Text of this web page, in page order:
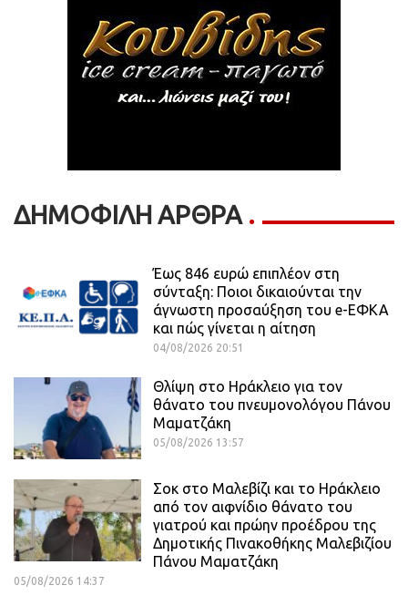
ΔΗΜΟΦΙΛΗ ΑΡΘΡΑ
Έως 846 ευρώ επιπλέον στη
σύνταξη: Ποιοι δικαιούνται την
άγνωστη προσαύξηση του e-ΕΦΚΑ
και πώς γίνεται η αίτηση
04/08/2026 20:51
Θλίψη στο Ηράκλειο για τον
θάνατο του πνευμονολόγου Πάνου
Μαματζάκη
05/08/2026 13:57
Σοκ στο Μαλεβίζι και το Ηράκλειο
από τον αιφνίδιο θάνατο του
γιατρού και πρώην προέδρου της
Δημοτικής Πινακοθήκης Μαλεβιζίου
Πάνου Μαματζάκη
05/08/2026 14:37